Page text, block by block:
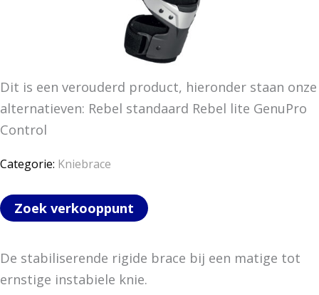
Dit is een verouderd product, hieronder staan onze
alternatieven: Rebel standaard Rebel lite GenuPro
Control
Categorie: Kniebrace
Zoek verkooppunt
De stabiliserende rigide brace bij een matige tot
ernstige instabiele knie.